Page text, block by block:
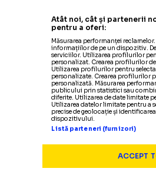
Atât noi, cât și partenerii
pentru a oferi:
Măsurarea performanței
informațiilor de pe un dispozitiv.
serviciilor. Utilizarea profilurilor
personalizat. Crearea profilurilor
Utilizarea profilurilor pentru
personalizate. Crearea profilurilor
personalizată. Măsurarea
publicului prin statistici sau
diferite. Utilizarea de date limitate
Utilizarea datelor limitate pentru a
precise de geolocație și
dispozitivului.
Listă parteneri (furnizori)
ACCEPT